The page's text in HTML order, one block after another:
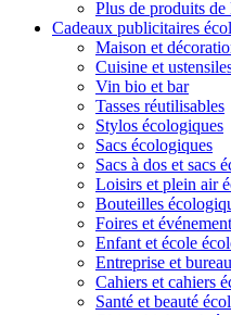
Plus de produits de
Cadeaux publicitaires
Maison et
Cuisine et
Vin bio et bar
Tasses réutilisables
Stylos écologiques
Sacs écologiques
Sacs à dos et sacs
Loisirs et plein air
Bouteilles
Foires et
Enfant et école
Entreprise et
Cahiers et cahiers
Santé et beauté